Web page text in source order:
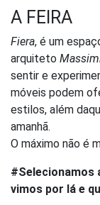
A FEIRA
Fiera, é um
arquiteto
sentir e
móveis podem
estilos, além
amanhã.
O máximo não é
#Selecionamos
vimos por lá e